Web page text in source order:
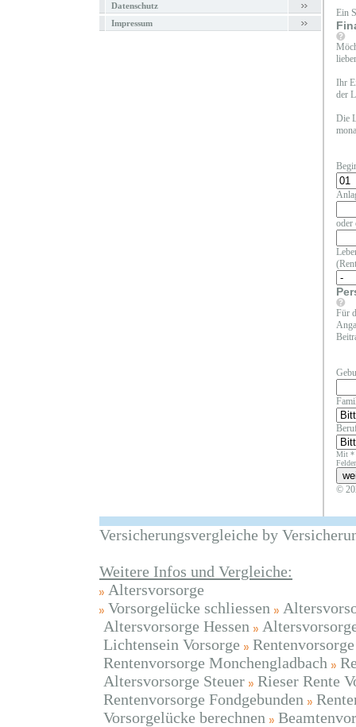
Datenschutz
Impressum
Ein
Ihr
der
Die
oder
Für
Mit *
©
Versicherungsvergleiche by
Weitere Infos und Vergleiche:
Altersvorsorge
Vorsorgelücke schliessen
Altersvorsorge Hessen
Lichtensein Vorsorge
Rentenvorsorge Monchengladbach
Altersvorsorge Steuer
Rieser Rente
Rentenvorsorge Fondgebunden
Vorsorgelücke berechnen